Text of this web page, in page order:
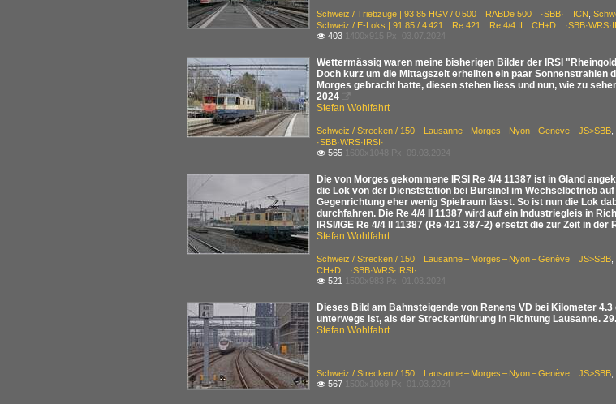
Schweiz / Triebzüge | 93 85 HGV / 0 500 RABDe 500 ·SBB· ICN
Schweiz / E-Loks | 91 85 / 4 421 Re 421 Re 4/4 II CH+D
 403 1400x915 Px, 03.07.2024
Wettermässig waren meine bisherigen Bilder der IRSI
Doch kurz um die Mittagszeit erhellten ein paar Sonnenstrahlen
Morges gebracht hatte, diesen stehen liess und nun, wie zu
2024

Stefan Wohlfahrt
Schweiz / Strecken / 150 Lausanne – Morges – Nyon – Genève JS>SBB
·SBB·WRS·IRSI·
 565 1600x1048 Px, 09.03.2024
Die von Morges gekommene IRSI Re 4/4 11387 ist in Gland
die Lok von der Dienststation bei Bursinel im Wechselbetrieb
Gegenrichtung eher wenig Spielraum lässt. So ist nun die Lok
durchfahren. Die Re 4/4 II 11387 wird auf ein Industriegleis in
IRSI/IGE Re 4/4 II 11387 (Re 421 387-2) ersetzt die zur Zeit in
Stefan Wohlfahrt
Schweiz / Strecken / 150 Lausanne – Morges – Nyon – Genève JS>SBB
CH+D ·SBB·WRS·IRSI·
 521 1500x983 Px, 01.03.2024
Dieses Bild am Bahnsteigende von Renens VD bei Kilometer
unterwegs ist, als der Streckenführung in Richtung Lausanne.
Stefan Wohlfahrt
Schweiz / Strecken / 150 Lausanne – Morges – Nyon – Genève JS>SBB
 567 1500x1069 Px, 01.03.2024